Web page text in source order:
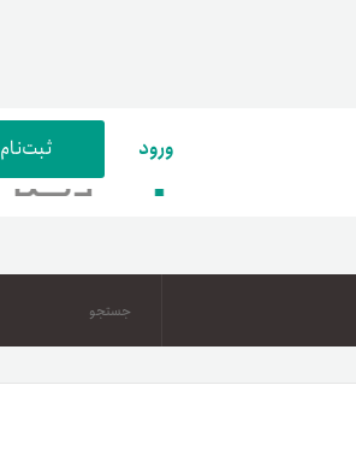
پارسی
ورود ثبت‌نام